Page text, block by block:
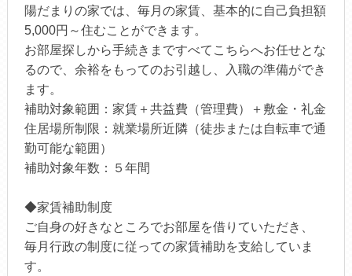
陽だまりの家では、毎月の家賃、基本的に自己負担額
5,000円～住むことができます。
お部屋探しから手続きまですべてこちらへお任せとな
るので、余裕をもってのお引越し、入職の準備ができ
ます。
補助対象範囲：家賃＋共益費（管理費）＋敷金・礼金
住居場所制限：就業場所近隣（徒歩または自転車で通
勤可能な範囲）
補助対象年数：５年間
◆家賃補助制度
ご自身の好きなところでお部屋を借りていただき、
毎月行政の制度に従っての家賃補助を支給していま
す。